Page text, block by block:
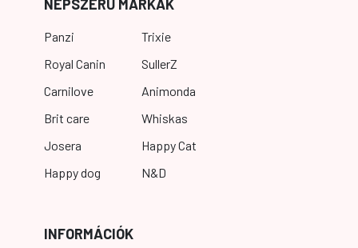
NÉPSZERŰ MÁRKÁK
Panzi
Royal Canin
Carnilove
Brit care
Josera
Happy dog
Trixie
SullerZ
Animonda
Whiskas
Happy Cat
N&D
INFORMÁCIÓK